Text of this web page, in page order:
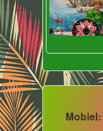
Mobiel: